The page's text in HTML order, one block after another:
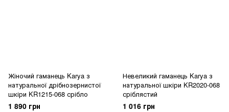
Жіночий гаманець Karya з
натуральної дрібнозернистої
шкіри KR1215-068 срібло
1 890 грн
Невеликий гаманець Karya з
натуральної шкіри KR2020-068
сріблястий
1 016 грн